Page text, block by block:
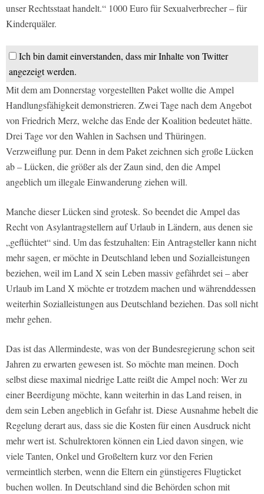
unser Rechtsstaat handelt.“ 1000 Euro für Sexualverbrecher – für
Kinderquäler.
Ich bin damit einverstanden, dass mir Inhalte von Twitter
angezeigt werden.
Mit dem am Donnerstag vorgestellten Paket wollte die Ampel
Handlungsfähigkeit demonstrieren. Zwei Tage nach dem Angebot
von Friedrich Merz, welche das Ende der Koalition bedeutet hätte.
Drei Tage vor den Wahlen in Sachsen und Thüringen.
Verzweiflung pur. Denn in dem Paket zeichnen sich große Lücken
ab – Lücken, die größer als der Zaun sind, den die Ampel
angeblich um illegale Einwanderung ziehen will.
Manche dieser Lücken sind grotesk. So beendet die Ampel das
Recht von Asylantragstellern auf Urlaub in Ländern, aus denen sie
„geflüchtet“ sind. Um das festzuhalten: Ein Antragsteller kann nicht
mehr sagen, er möchte in Deutschland leben und Sozialleistungen
beziehen, weil im Land X sein Leben massiv gefährdet sei – aber
Urlaub im Land X möchte er trotzdem machen und währenddessen
weiterhin Sozialleistungen aus Deutschland beziehen. Das soll nicht
mehr gehen.
Das ist das Allermindeste, was von der Bundesregierung schon seit
Jahren zu erwarten gewesen ist. So möchte man meinen. Doch
selbst diese maximal niedrige Latte reißt die Ampel noch: Wer zu
einer Beerdigung möchte, kann weiterhin in das Land reisen, in
dem sein Leben angeblich in Gefahr ist. Diese Ausnahme hebelt die
Regelung derart aus, dass sie die Kosten für einen Ausdruck nicht
mehr wert ist. Schulrektoren können ein Lied davon singen, wie
viele Tanten, Onkel und Großeltern kurz vor den Ferien
vermeintlich sterben, wenn die Eltern ein günstigeres Flugticket
buchen wollen. In Deutschland sind die Behörden schon mit